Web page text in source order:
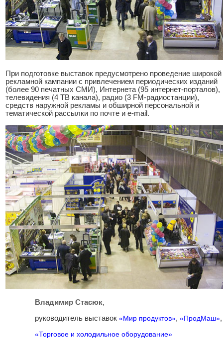
При подготовке выставок предусмотрено проведение широкой
рекламной кампании с привлечением периодических изданий
(более 90 печатных СМИ), Интернета (95 интернет-порталов),
телевидения (4 ТВ канала), радио (3 FM-радиостанции),
средств наружной рекламы и обширной персональной и
тематической рассылки по почте и e-mail.
Владимир Стасюк,
руководитель выставок «Мир продуктов», «ПродМаш»,
«Торговое и холодильное оборудование»